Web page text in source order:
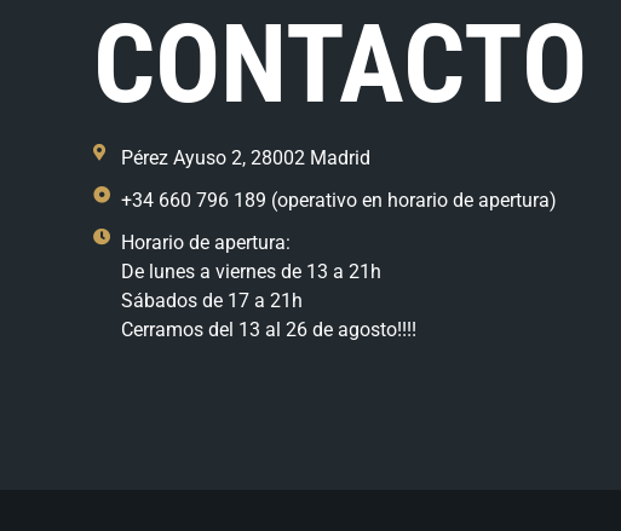
CONTACTO
Pérez Ayuso 2, 28002 Madrid
+34 660 796 189 (operativo en horario de apertura)
Horario de apertura:
De lunes a viernes de 13 a 21h
Sábados de 17 a 21h
Cerramos del 13 al 26 de agosto!!!!